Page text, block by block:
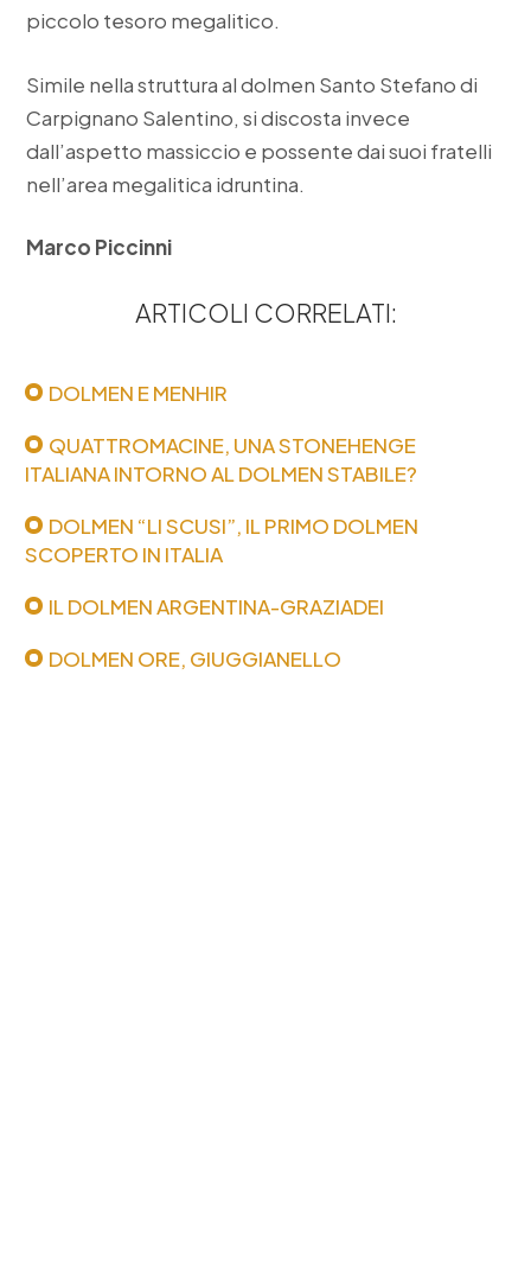
piccolo tesoro megalitico.
Simile nella struttura al dolmen Santo Stefano di
Carpignano Salentino, si discosta invece
dall’aspetto massiccio e possente dai suoi fratelli
nell’area megalitica idruntina.
Marco Piccinni
ARTICOLI CORRELATI:
DOLMEN E MENHIR
QUATTROMACINE, UNA STONEHENGE
ITALIANA INTORNO AL DOLMEN STABILE?
DOLMEN “LI SCUSI”, IL PRIMO DOLMEN
SCOPERTO IN ITALIA
IL DOLMEN ARGENTINA-GRAZIADEI
DOLMEN ORE, GIUGGIANELLO